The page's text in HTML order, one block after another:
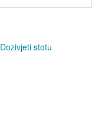
Dozivjeti stotu